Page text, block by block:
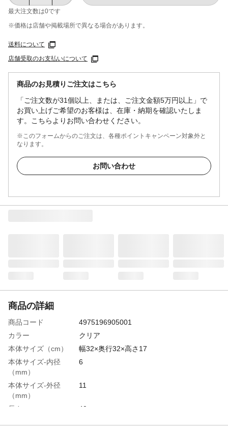
最大注文数は0です
※価格は​店舗や​掲載場所で​異なる​場合が​あります。
送料について
店舗受取のお支払いについて
商品のお見積りご注文はこちら
「ご注文数が31個以上、または、ご注文金額5万円以上」で
お買い上げご希望のお客様は、在庫・納期を確認いたしま
す。こちらよりお問い合わせください。
※このフォームからのご注文は、各種ポイントキャンペーン対象外と
なります。
お問い合わせ
商品の詳細
商品コード
4975196905001
カラー
クリア
本体サイズ（cm）
幅32×奥行32×高さ17
本体サイズ-内径
（mm）
6
本体サイズ-外径
（mm）
11
長さ
40m